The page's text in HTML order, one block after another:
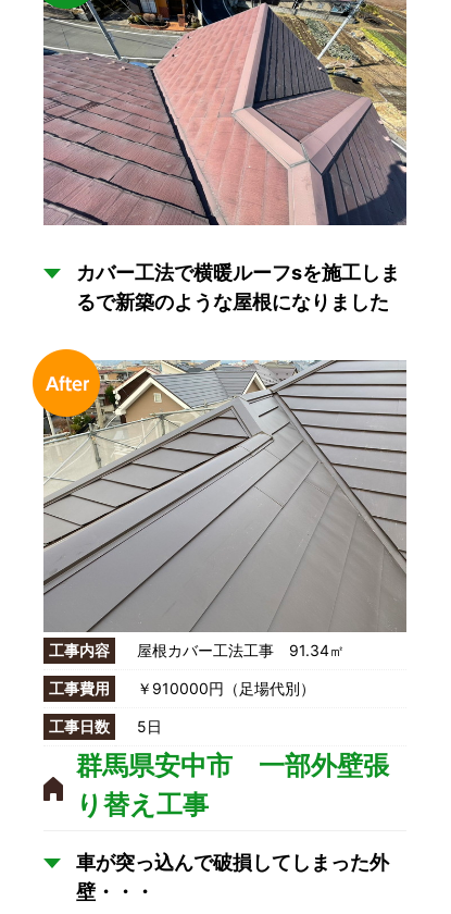
カバー工法で横暖ルーフsを施工しま
るで新築のような屋根になりました
工事内容 屋根カバー工法工事 91.34㎡
工事費用 ￥910000円（足場代別）
工事日数 5日
群馬県安中市 一部外壁張
り替え工事
車が突っ込んで破損してしまった外
壁・・・